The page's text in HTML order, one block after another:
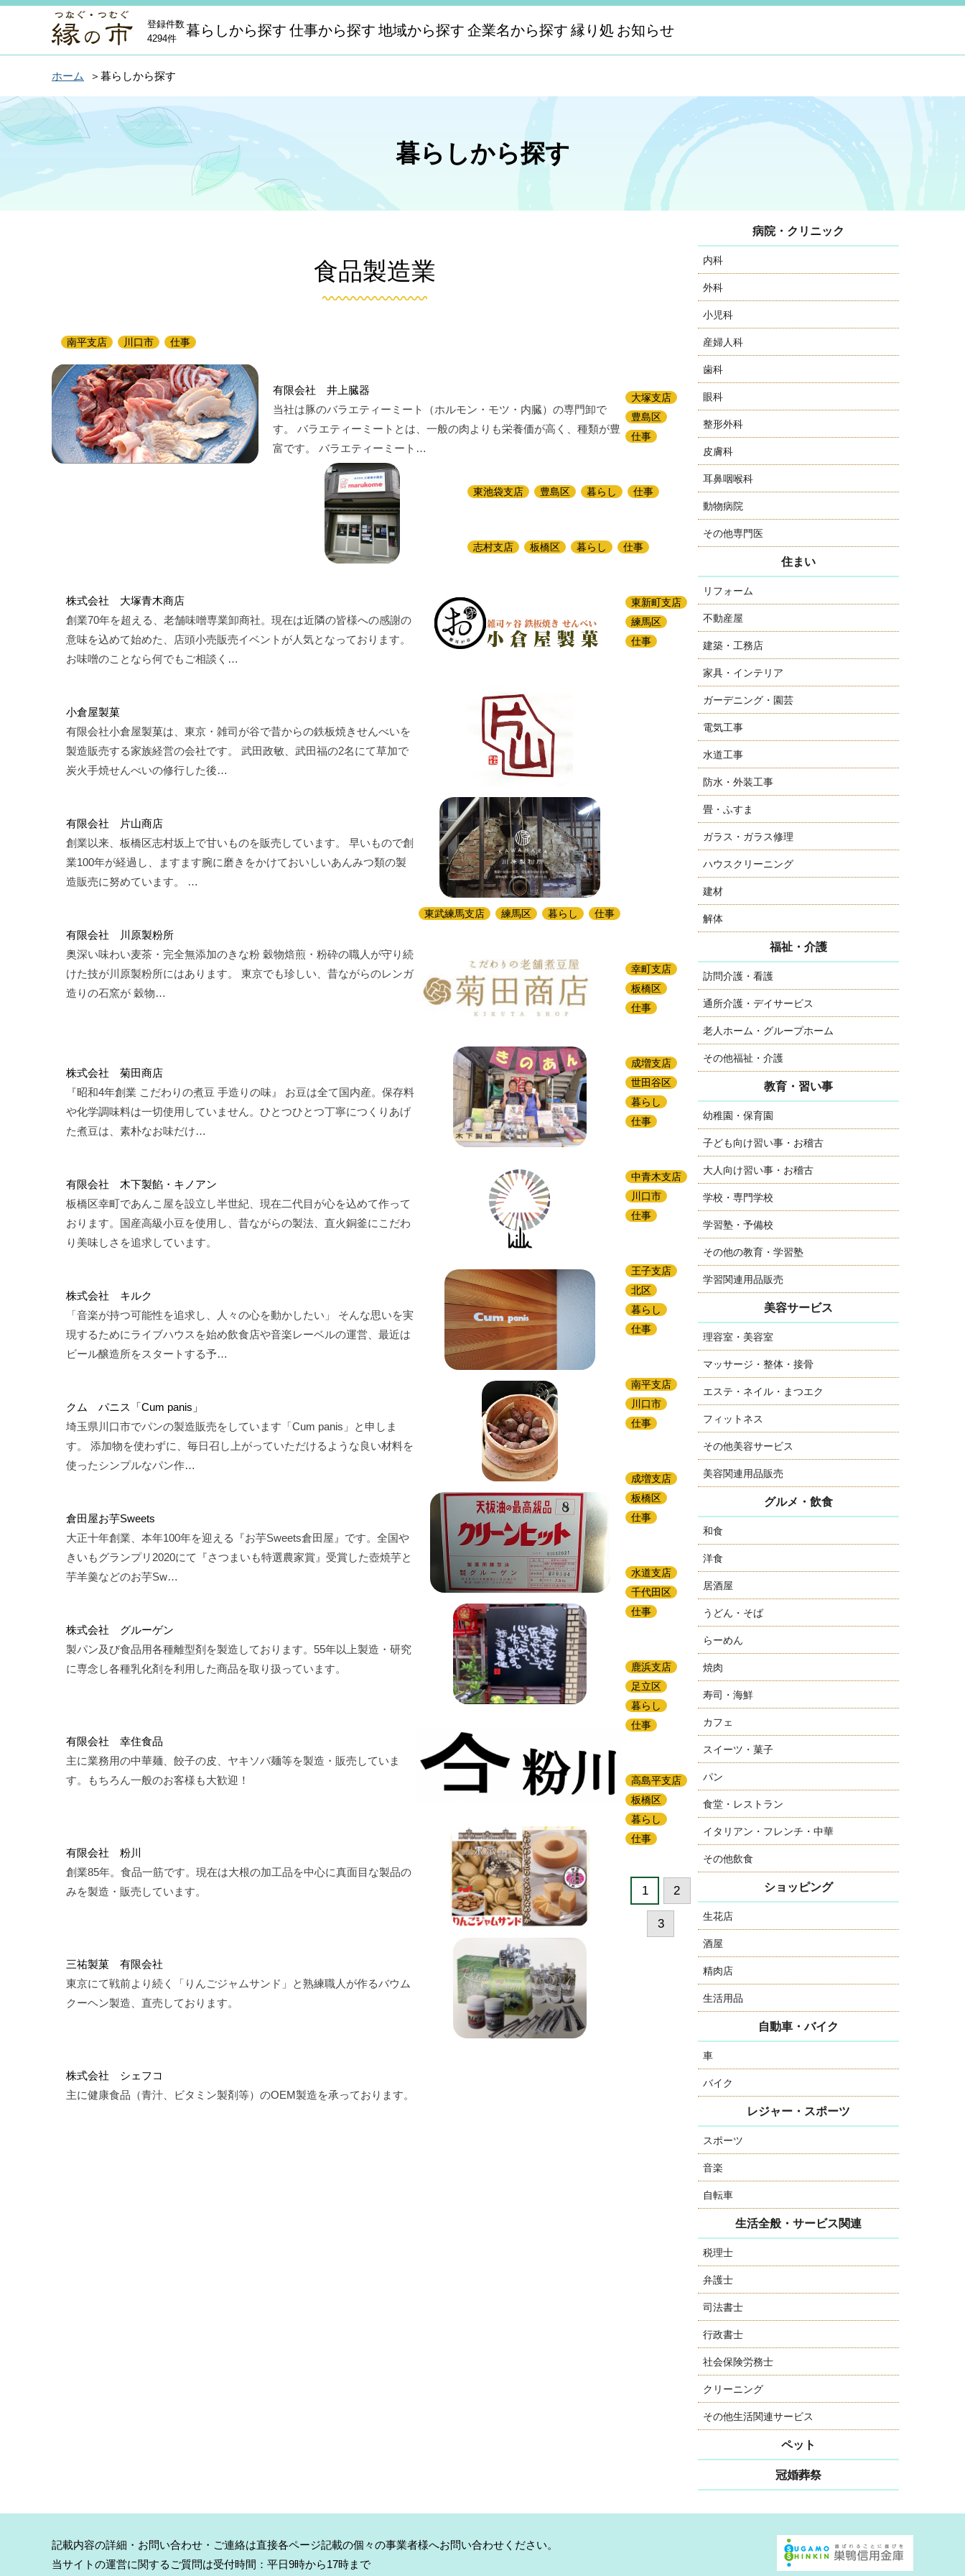
登録件数
4294件
暮らしから探す 仕事から探す 地域から探す 企業名から探す 縁り処 お知らせ
ホーム 暮らしから探す
暮らしから探す
病院・クリニック
内科
外科
小児科
産婦人科
歯科
眼科
整形外科
皮膚科
耳鼻咽喉科
動物病院
その他専門医
住まい
リフォーム
不動産屋
建築・工務店
家具・インテリア
ガーデニング・園芸
電気工事
水道工事
防水・外装工事
畳・ふすま
ガラス・ガラス修理
ハウスクリーニング
建材
解体
福祉・介護
訪問介護・看護
通所介護・デイサービス
老人ホーム・グループホーム
その他福祉・介護
教育・習い事
幼稚園・保育園
子ども向け習い事・お稽古
大人向け習い事・お稽古
学校・専門学校
学習塾・予備校
その他の教育・学習塾
学習関連用品販売
美容サービス
理容室・美容室
マッサージ・整体・接骨
エステ・ネイル・まつエク
フィットネス
その他美容サービス
美容関連用品販売
グルメ・飲食
和食
洋食
居酒屋
うどん・そば
らーめん
焼肉
寿司・海鮮
カフェ
スイーツ・菓子
パン
食堂・レストラン
イタリアン・フレンチ・中華
その他飲食
ショッピング
生花店
酒屋
精肉店
生活用品
自動車・バイク
車
バイク
レジャー・スポーツ
スポーツ
音楽
自転車
生活全般・サービス関連
税理士
弁護士
司法書士
行政書士
社会保険労務士
クリーニング
その他生活関連サービス
ペット
冠婚葬祭
食品製造業
南平支店 川口市 仕事
有限会社 井上臓器
当社は豚のバラエティーミート（ホルモン・モツ・内臓）の専門卸で
す。 バラエティーミートとは、一般の肉よりも栄養価が高く、種類が豊
富です。 バラエティーミート…
大塚支店
豊島区
仕事
株式会社 大塚青木商店
創業70年を超える、老舗味噌専業卸商社。現在は近隣の皆様への感謝の
意味を込めて始めた、店頭小売販売イベントが人気となっております。
お味噌のことなら何でもご相談く…
東池袋支店 豊島区 暮らし 仕事
小倉屋製菓
有限会社小倉屋製菓は、東京・雑司が谷で昔からの鉄板焼きせんべいを
製造販売する家族経営の会社です。 武田政敏、武田福の2名にて草加で
炭火手焼せんべいの修行した後…
志村支店 板橋区 暮らし 仕事
有限会社 片山商店
創業以来、板橋区志村坂上で甘いものを販売しています。 早いもので創
業100年が経過し、ますます腕に磨きをかけておいしいあんみつ類の製
造販売に努めています。 …
東新町支店
練馬区
仕事
有限会社 川原製粉所
奥深い味わい麦茶・完全無添加のきな粉 穀物焙煎・粉砕の職人が守り続
けた技が川原製粉所にはあります。 東京でも珍しい、昔ながらのレンガ
造りの石窯が 穀物…
東武練馬支店 練馬区 暮らし 仕事
株式会社 菊田商店
『昭和4年創業 こだわりの煮豆 手造りの味』 お豆は全て国内産。保存料
や化学調味料は一切使用していません。ひとつひとつ丁寧につくりあげ
た煮豆は、素朴なお味だけ…
幸町支店
板橋区
仕事
有限会社 木下製餡・キノアン
板橋区幸町であんこ屋を設立し半世紀、現在二代目が心を込めて作って
おります。国産高級小豆を使用し、昔ながらの製法、直火銅釜にこだわ
り美味しさを追求しています。
成増支店
世田谷区
暮らし
仕事
株式会社 キルク
「音楽が持つ可能性を追求し、人々の心を動かしたい」 そんな思いを実
現するためにライブハウスを始め飲食店や音楽レーベルの運営、最近は
ビール醸造所をスタートする予…
中青木支店
川口市
仕事
クム パニス「Cum panis」
埼玉県川口市でパンの製造販売をしています「Cum panis」と申しま
す。 添加物を使わずに、毎日召し上がっていただけるような良い材料を
使ったシンプルなパン作…
王子支店
北区
暮らし
仕事
倉田屋お芋Sweets
大正十年創業、本年100年を迎える『お芋Sweets倉田屋』です。全国や
きいもグランプリ2020にて『さつまいも特選農家賞』受賞した壺焼芋と
芋羊羹などのお芋Sw…
南平支店
川口市
仕事
株式会社 グルーゲン
製パン及び食品用各種離型剤を製造しております。55年以上製造・研究
に専念し各種乳化剤を利用した商品を取り扱っています。
成増支店
板橋区
仕事
有限会社 幸住食品
主に業務用の中華麺、餃子の皮、ヤキソバ麺等を製造・販売していま
す。もちろん一般のお客様も大歓迎！
水道支店
千代田区
仕事
有限会社 粉川
創業85年。食品一筋です。現在は大根の加工品を中心に真面目な製品の
みを製造・販売しています。
鹿浜支店
足立区
暮らし
仕事
三祐製菓 有限会社
東京にて戦前より続く「りんごジャムサンド」と熟練職人が作るバウム
クーヘン製造、直売しております。
高島平支店
板橋区
暮らし
仕事
株式会社 シェフコ
主に健康食品（青汁、ビタミン製剤等）のOEM製造を承っております。
1 2
3
記載内容の詳細・お問い合わせ・ご連絡は直接各ページ記載の個々の事業者様へお問い合わせください。
当サイトの運営に関するご質問は受付時間：平日9時から17時まで